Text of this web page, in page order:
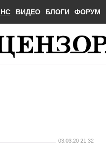
ВИДЕО БЛОГИ ФОРУМ
03.03.20 21:32